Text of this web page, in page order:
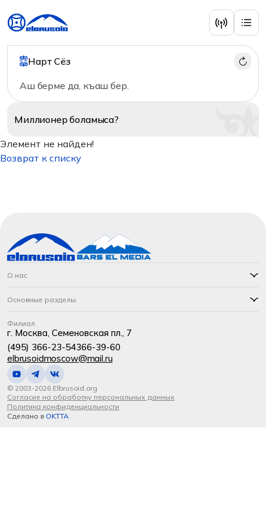
Нарт Сёз
Аш берме да, къаш бер.
Миллионерболамыса?
Элемент не найден!
Возврат к списку
О нас
Основные разделы
Филиал
г. Москва, Семеновская пл., 7
(495) 366-23-54366-39-60
elbrusoidmoscow@mail.ru
© 2003-2026 Elbrusoid.org
Согласие на обработку персональных данных
Политика конфиденциальности
Сделано в OKTTA